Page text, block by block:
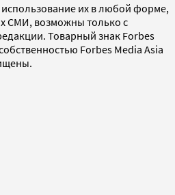
их в любой форме,
СМИ, возможны только с
Товарный знак Forbes
Forbes Media Asia